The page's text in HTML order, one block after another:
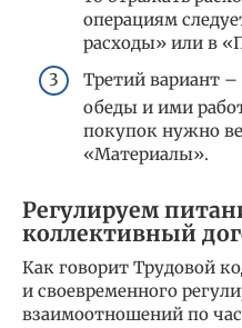
операциям
расходы» или в
Третий вариант
обеды и ими
покупок нужно
«Материалы».
Регулируем
коллективный
Как говорит Трудовой
и своевременного
взаимоотношений по